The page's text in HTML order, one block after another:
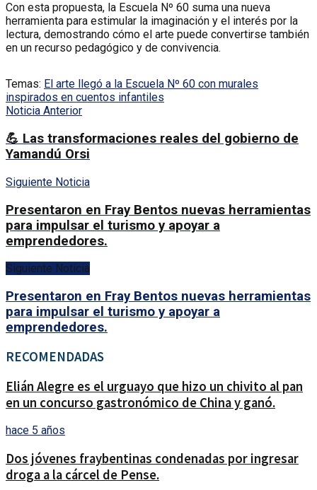
Con esta propuesta, la Escuela Nº 60 suma una nueva
herramienta para estimular la imaginación y el interés por la
lectura, demostrando cómo el arte puede convertirse también
en un recurso pedagógico y de convivencia.
Temas: El arte llegó a la Escuela Nº 60 con murales
inspirados en cuentos infantiles
Noticia Anterior
💪 Las transformaciones reales del gobierno de
Yamandú Orsi
Siguiente Noticia
Presentaron en Fray Bentos nuevas herramientas
para impulsar el turismo y apoyar a
emprendedores.
Siguiente Noticia
Presentaron en Fray Bentos nuevas herramientas
para impulsar el turismo y apoyar a
emprendedores.
RECOMENDADAS
Elián Alegre es el urguayo que hizo un chivito al pan
en un concurso gastronómico de China y ganó.
hace 5 años
Dos jóvenes fraybentinas condenadas por ingresar
droga a la cárcel de Pense.